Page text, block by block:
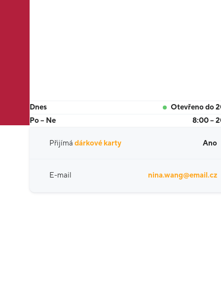
Dnes
Otevřeno do
Po – Ne
8:00 –
Přijímá dárkové karty Ano
E-mail nina.wang@email.cz